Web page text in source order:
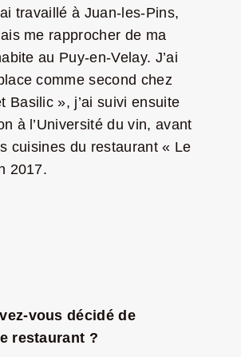
travaillé à Juan-les-Pins,
me rapprocher de ma
au Puy-en-Velay. J’ai
comme second chez
Basilic », j’ai suivi ensuite
à l’Université du vin, avant
cuisines du restaurant « Le
2017.
vous décidé de
restaurant ?